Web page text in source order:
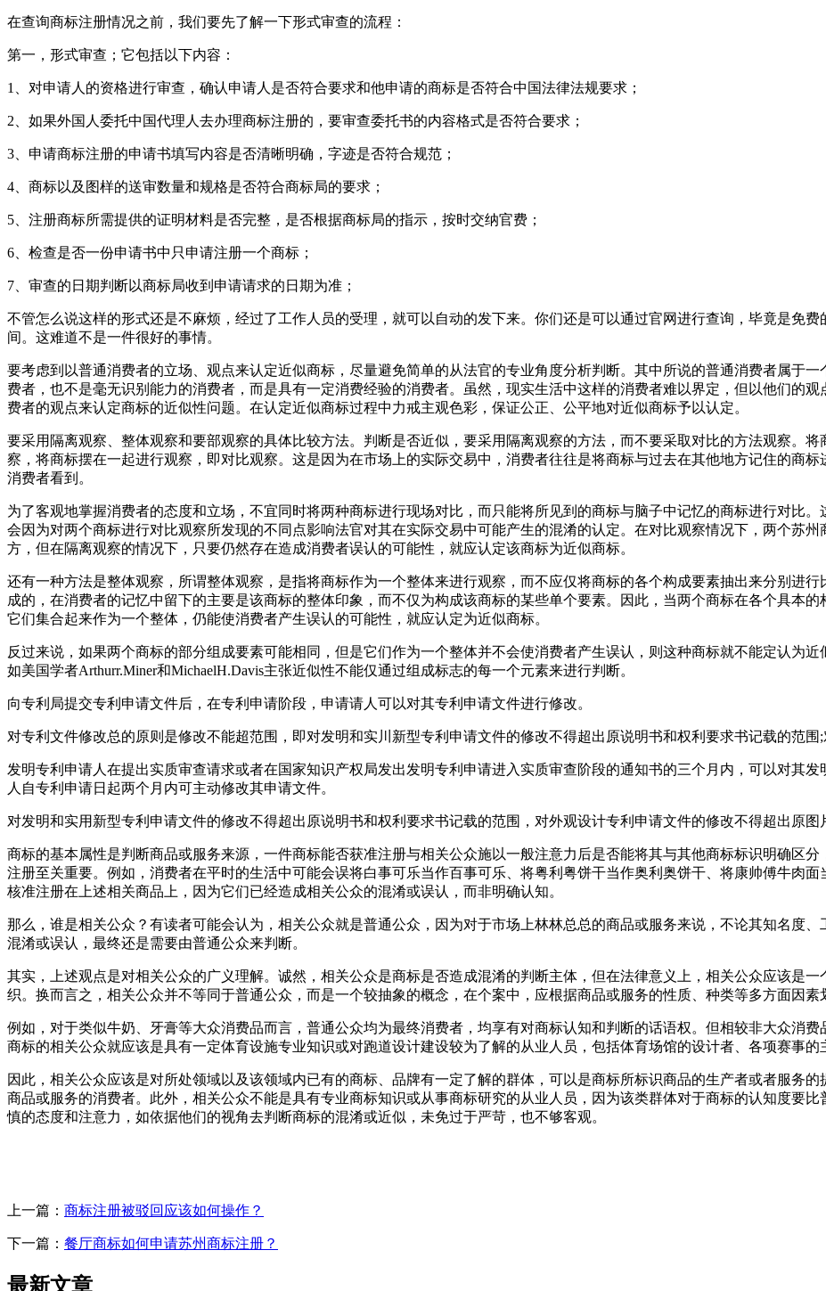
在查询商标注册情况之前，我们要先了解一下形式审查的流程：
第一，形式审查；它包括以下内容：
1、对申请人的资格进行审查，确认申请人是否符合要求和他申请的商标是否符合中国法律法规要求；
2、如果外国人委托中国代理人去办理商标注册的，要审查委托书的内容格式是否符合要求；
3、申请商标注册的申请书填写内容是否清晰明确，字迹是否符合规范；
4、商标以及图样的送审数量和规格是否符合商标局的要求；
5、注册商标所需提供的证明材料是否完整，是否根据商标局的指示，按时交纳官费；
6、检查是否一份申请书中只申请注册一个商标；
7、审查的日期判断以商标局收到申请请求的日期为准；
不管怎么说这样的形式还是不麻烦，经过了工作人员的受理，就可以自动的发下来。你们还是可以通过官网进行查询，毕竟是免
间。这难道不是一件很好的事情。
要考虑到以普通消费者的立场、观点来认定近似商标，尽量避免简单的从法官的专业角度分析判断。其中所说的普通消费者属于
费者，也不是毫无识别能力的消费者，而是具有一定消费经验的消费者。虽然，现实生活中这样的消费者难以界定，但以他们的
费者的观点来认定商标的近似性问题。在认定近似商标过程中力戒主观色彩，保证公正、公平地对近似商标予以认定。
要采用隔离观察、整体观察和要部观察的具体比较方法。判断是否近似，要采用隔离观察的方法，而不要采取对比的方法观察。
察，将商标摆在一起进行观察，即对比观察。这是因为在市场上的实际交易中，消费者往往是将商标与过去在其他地方记住的商
消费者看到。
为了客观地掌握消费者的态度和立场，不宜同时将两种商标进行现场对比，而只能将所见到的商标与脑子中记忆的商标进行对比
会因为对两个商标进行对比观察所发现的不同点影响法官对其在实际交易中可能产生的混淆的认定。在对比观察情况下，两个苏
方，但在隔离观察的情况下，只要仍然存在造成消费者误认的可能性，就应认定该商标为近似商标。
还有一种方法是整体观察，所谓整体观察，是指将商标作为一个整体来进行观察，而不应仅将商标的各个构成要素抽出来分别进
成的，在消费者的记忆中留下的主要是该商标的整体印象，而不仅为构成该商标的某些单个要素。因此，当两个商标在各个具本
它们集合起来作为一个整体，仍能使消费者产生误认的可能性，就应认定为近似商标。
反过来说，如果两个商标的部分组成要素可能相同，但是它们作为一个整体并不会使消费者产生误认，则这种商标就不能定认为
如美国学者Arthurr.Miner和MichaelH.Davis主张近似性不能仅通过组成标志的每一个元素来进行判断。
向专利局提交专利申请文件后，在专利申请阶段，申请请人可以对其专利申请文件进行修改。
对专利文件修改总的原则是修改不能超范围，即对发明和实川新型专利申请文件的修改不得超出原说明书和权利要求书记载的范围;
发明专利申请人在提出实质审查请求或者在国家知识产权局发出发明专利申请进入实质审查阶段的通知书的三个月内，可以对其
人自专利申请日起两个月内可主动修改其申请文件。
对发明和实用新型专利申请文件的修改不得超出原说明书和权利要求书记载的范围，对外观设计专利申请文件的修改不得超出原图
商标的基本属性是判断商品或服务来源，一件商标能否获准注册与相关公众施以一般注意力后是否能将其与其他商标标识明确区
注册至关重要。例如，消费者在平时的生活中可能会误将白事可乐当作百事可乐、将粤利粤饼干当作奥利奥饼干、将康帅傅牛肉
核准注册在上述相关商品上，因为它们已经造成相关公众的混淆或误认，而非明确认知。
那么，谁是相关公众？有读者可能会认为，相关公众就是普通公众，因为对于市场上林林总总的商品或服务来说，不论其知名度
混淆或误认，最终还是需要由普通公众来判断。
其实，上述观点是对相关公众的广义理解。诚然，相关公众是商标是否造成混淆的判断主体，但在法律意义上，相关公众应该是
织。换而言之，相关公众并不等同于普通公众，而是一个较抽象的概念，在个案中，应根据商品或服务的性质、种类等多方面因素
例如，对于类似牛奶、牙膏等大众消费品而言，普通公众均为最终消费者，均享有对商标认知和判断的话语权。但相较非大众消
商标的相关公众就应该是具有一定体育设施专业知识或对跑道设计建设较为了解的从业人员，包括体育场馆的设计者、各项赛事的
因此，相关公众应该是对所处领域以及该领域内已有的商标、品牌有一定了解的群体，可以是商标所标识商品的生产者或者服务
商品或服务的消费者。此外，相关公众不能是具有专业商标知识或从事商标研究的从业人员，因为该类群体对于商标的认知度要
慎的态度和注意力，如依据他们的视角去判断商标的混淆或近似，未免过于严苛，也不够客观。
上一篇： 商标注册被驳回应该如何操作？
下一篇： 餐厅商标如何申请苏州商标注册？
最新文章